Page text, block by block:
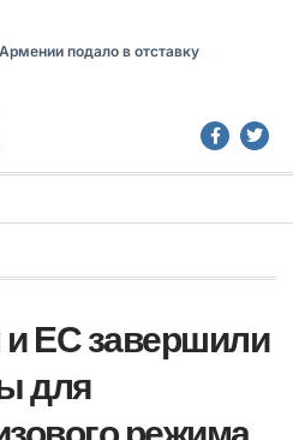
подало в отставку
ЕС завершили
для